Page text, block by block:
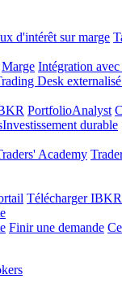
d'intérêt sur marge
Marge Intégration
Desk
PortfolioAnalyst
Investissement durable
Academy
Télécharger
Finir une demande